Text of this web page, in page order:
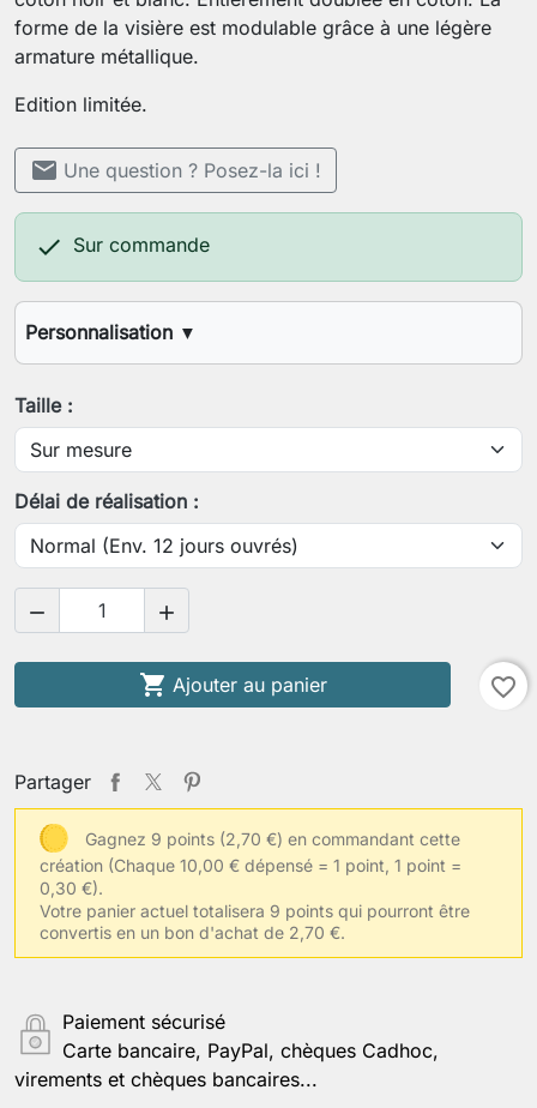
forme de la visière est modulable grâce à une légère
armature métallique.
Edition limitée.
mail Une question ? Posez-la ici !
 Sur commande
Personnalisation ▼
Votre tour de tête
Enregistrer la personnalisation
Taille :
Délai de réalisation :
 
 Ajouter au panier favorite_border
Partager
Gagnez 9 points (2,70 €) en commandant cette
création (Chaque 10,00 € dépensé = 1 point, 1 point =
0,30 €).
Votre panier actuel totalisera 9 points qui pourront être
convertis en un bon d'achat de 2,70 €.
Paiement sécurisé
Carte bancaire, PayPal, chèques Cadhoc,
virements et chèques bancaires...